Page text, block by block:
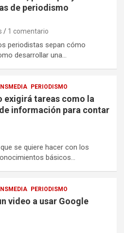
de periodismo
1 comentario
periodistas sepan cómo
desarrollar una…
PERIODISMO
exigirá tareas como la
información para contar
se quiere hacer con los
básicos…
PERIODISMO
video a usar Google